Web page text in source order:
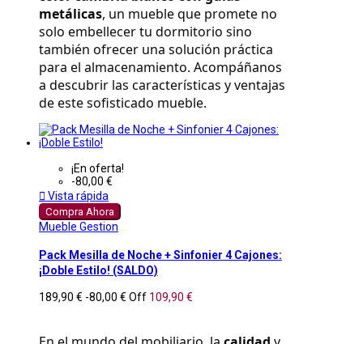
metálicas, un mueble que promete no
solo embellecer tu dormitorio sino
también ofrecer una solución práctica
para el almacenamiento. Acompáñanos
a descubrir las características y ventajas
de este sofisticado mueble.
¡En oferta!
-80,00 €
 Vista rápida
Compra Ahora
Mueble Gestion
Pack Mesilla de Noche + Sinfonier 4 Cajones:
¡Doble Estilo! (SALDO)
189,90 € -80,00 € Off 109,90 €